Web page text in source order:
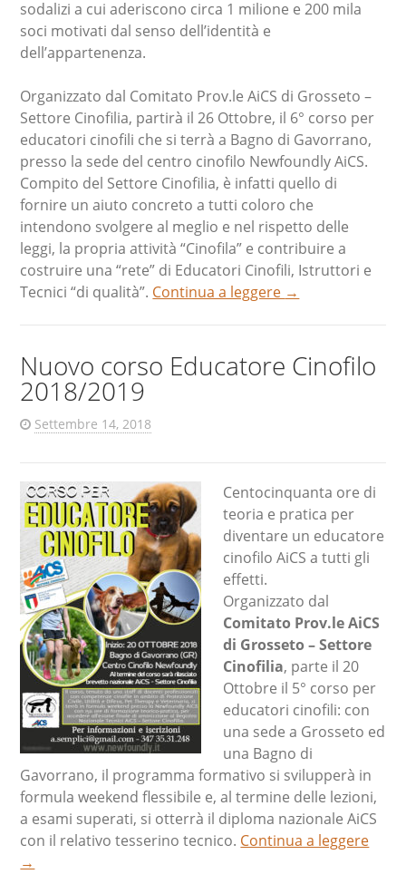
sodalizi a cui aderiscono circa 1 milione e 200 mila
soci motivati dal senso dell’identità e
dell’appartenenza.
Organizzato dal Comitato Prov.le AiCS di Grosseto –
Settore Cinofilia, partirà il 26 Ottobre, il 6° corso per
educatori cinofili che si terrà a Bagno di Gavorrano,
presso la sede del centro cinofilo Newfoundly AiCS.
Compito del Settore Cinofilia, è infatti quello di
fornire un aiuto concreto a tutti coloro che
intendono svolgere al meglio e nel rispetto delle
leggi, la propria attività “Cinofila” e contribuire a
costruire una “rete” di Educatori Cinofili, Istruttori e
Tecnici “di qualità”. Continua a leggere →
Nuovo corso Educatore Cinofilo
2018/2019
Settembre 14, 2018
Centocinquanta ore di
teoria e pratica per
diventare un educatore
cinofilo AiCS a tutti gli
effetti.
Organizzato dal
Comitato Prov.le AiCS
di Grosseto – Settore
Cinofilia, parte il 20
Ottobre il 5° corso per
educatori cinofili: con
una sede a Grosseto ed
una Bagno di
Gavorrano, il programma formativo si svilupperà in
formula weekend flessibile e, al termine delle lezioni,
a esami superati, si otterrà il diploma nazionale AiCS
con il relativo tesserino tecnico. Continua a leggere
→